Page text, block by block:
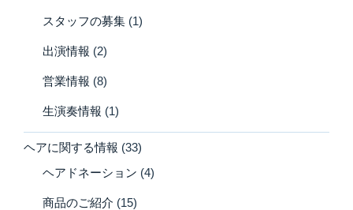
スタッフの募集 (1)
出演情報 (2)
営業情報 (8)
生演奏情報 (1)
ヘアに関する情報 (33)
ヘアドネーション (4)
商品のご紹介 (15)